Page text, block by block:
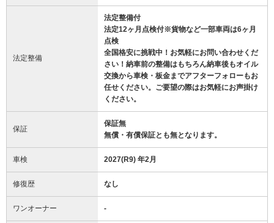
法定整備
法定整備付
法定12ヶ月点検付※貨物など一部車両は6ヶ月
点検
全国格安に挑戦中！お気軽にお問い合わせくだ
さい！納車前の整備はもちろん納車後もオイル
交換から車検・板金までアフターフォローもお
任せください。ご要望の際はお気軽にお声掛け
ください。
保証
保証無
無償・有償保証とも無となります。
車検 2027(R9) 年2月
修復歴 なし
ワンオーナー -